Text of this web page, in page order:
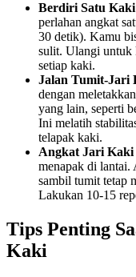
Berdiri Satu Kaki
perlahan angkat
30 detik). Kamu
sulit. Ulangi untuk
setiap kaki.
Jalan Tumit-Jari
dengan
yang lain, seperti
Ini melatih
telapak kaki.
Angkat Jari Kaki
menapak di
sambil tumit tetap
Lakukan 10-15
Tips Penting
Kaki